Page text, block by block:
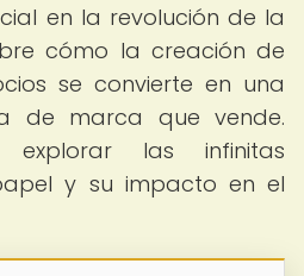
en la revolución de la
cómo la creación de
se convierte en una
de marca que vende.
explorar las infinitas
y su impacto en el